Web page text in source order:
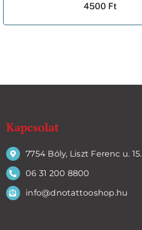
4500 Ft
Kapcsolat
7754 Bóly, Liszt Ferenc u. 15.
06 31 200 8800
info@dnotattooshop.hu